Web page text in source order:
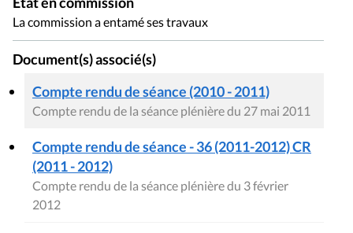
La commission a entamé ses travaux
Document(s) associé(s)
Compte rendu de séance (2010 - 2011)
Compte rendu de la séance plénière du 27 mai 2011
Compte rendu de séance - 36 (2011-2012) CR
(2011 - 2012)
Compte rendu de la séance plénière du 3 février
2012